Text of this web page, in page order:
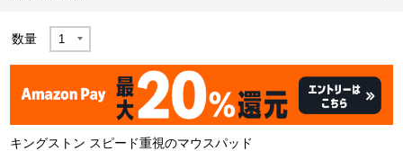
数量
キングストン スピード重視のマウスパッド